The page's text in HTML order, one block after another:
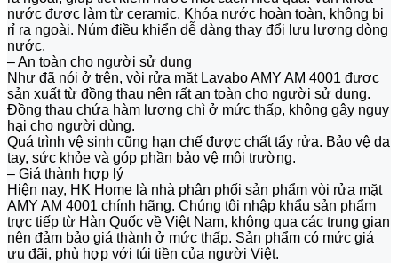
nước được làm từ ceramic. Khóa nước hoàn toàn, không bị
rỉ ra ngoài. Núm điều khiển dễ dàng thay đổi lưu lượng dòng
nước.
– An toàn cho người sử dụng
Như đã nói ở trên, vòi rửa mặt Lavabo AMY AM 4001 được
sản xuất từ đồng thau nên rất an toàn cho người sử dụng.
Đồng thau chứa hàm lượng chì ở mức thấp, không gây nguy
hại cho người dùng.
Quá trình vệ sinh cũng hạn chế được chất tẩy rửa. Bảo vệ da
tay, sức khỏe và góp phần bảo vệ môi trường.
– Giá thành hợp lý
Hiện nay, HK Home là nhà phân phối sản phẩm vòi rửa mặt
AMY AM 4001 chính hãng. Chúng tôi nhập khẩu sản phẩm
trực tiếp từ Hàn Quốc về Việt Nam, không qua các trung gian
nên đảm bảo giá thành ở mức thấp. Sản phẩm có mức giá
ưu đãi, phù hợp với túi tiền của người Việt.